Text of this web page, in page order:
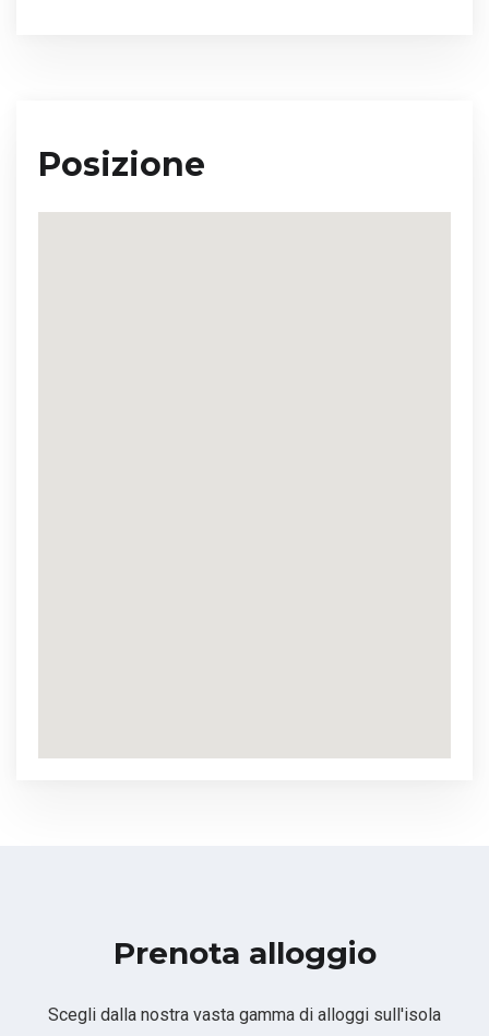
Posizione
Prenota alloggio
Scegli dalla nostra vasta gamma di alloggi sull'isola